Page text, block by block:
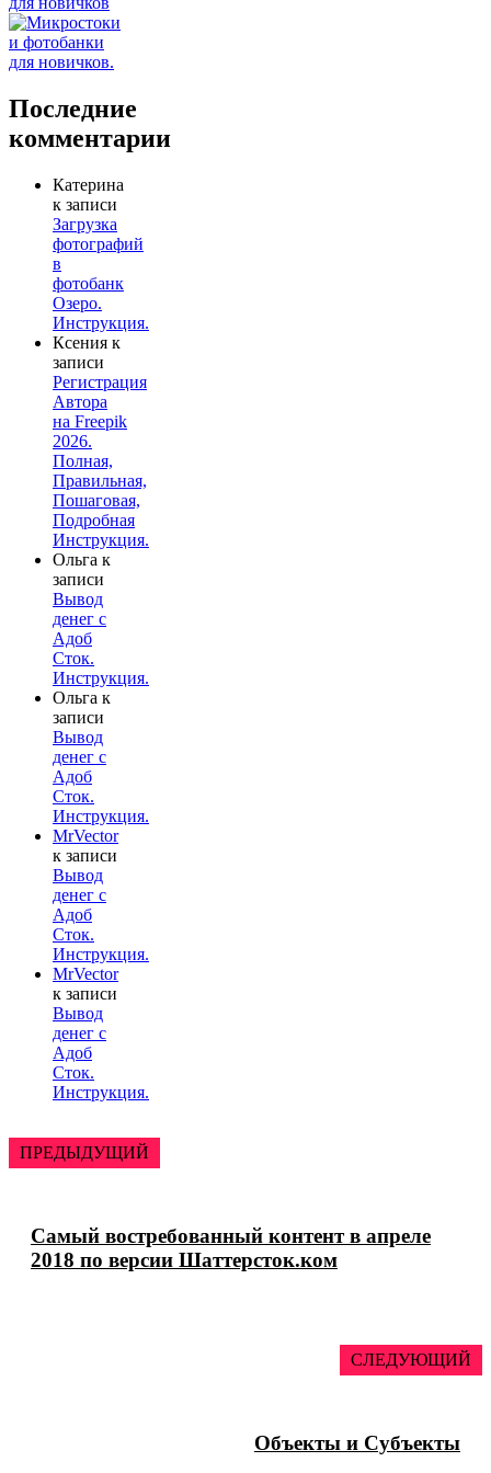
Последние
комментарии
Катерина
к записи
Загрузка
фотографий
в
фотобанк
Озеро.
Инструкция.
Ксения к
записи
Регистрация
Автора
на Freepik
2026.
Полная,
Правильная,
Пошаговая,
Подробная
Инструкция.
Ольга к
записи
Вывод
денег с
Адоб
Сток.
Инструкция.
Ольга к
записи
Вывод
денег с
Адоб
Сток.
Инструкция.
MrVector
к записи
Вывод
денег с
Адоб
Сток.
Инструкция.
MrVector
к записи
Вывод
денег с
Адоб
Сток.
Инструкция.
ПРЕДЫДУЩИЙ
Самый востребованный контент в апреле
2018 по версии Шаттерсток.ком
СЛЕДУЮЩИЙ
Объекты и Субъекты